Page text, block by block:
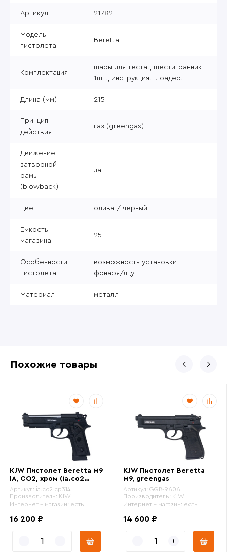
Артикул 21782
Модель
пистолета
Beretta
Комплектация
шары для теста., шестигранник
1шт., инструкция., лоадер.
Длина (мм) 215
Принцип
действия
газ (greengas)
Движение
затворной
рамы
(blowback)
да
Цвет олива / черный
Емкость
магазина
25
Особенности
пистолета
возможность установки
фонаря/лцу
Материал металл
Похожие товары
KJW Пистолет Beretta M9
IA, CO2, хром (ia.co2
cp314)
Артикул: ia.co2 cp314
Производитель: KJW
Интернет - магазин: есть
16 200 ₽
KJW Пистолет Beretta
M9, greengas
Артикул: GGB-9606
Производитель: KJW
Интернет - магазин: есть
14 600 ₽